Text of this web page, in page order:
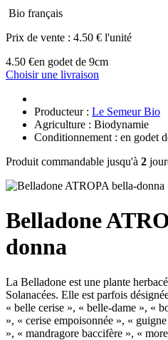
Bio français
Prix de vente : 4.50 € l'unité
4.50 €en godet de 9cm
Choisir une livraison
Producteur : Le Semeur Bio
Agriculture : Biodynamie
Conditionnement : en godet
Produit commandable jusqu'à 2
Belladone
donna
La Belladone est une plante
Solanacées. Elle est parfois
« belle cerise », « belle-dame », «
», « cerise empoisonnée », «
», « mandragore baccifère », «